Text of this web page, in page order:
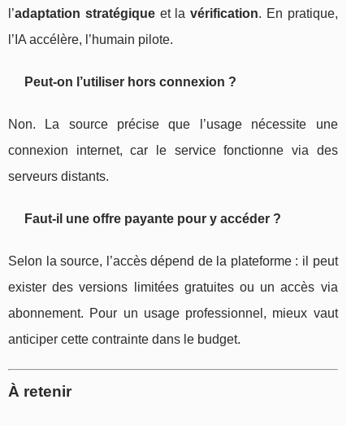
l’adaptation stratégiqueet lavérification. En pratique,
l’IA accélère, l’humain pilote.
Peut-on l’utiliser hors connexion ?
Non. La source précise que l’usage nécessite une
connexion internet, car le service fonctionne via des
serveurs distants.
Faut-il une offre payante pour y accéder ?
Selon la source, l’accès dépend de la plateforme : il peut
exister des versions limitées gratuites ou un accès via
abonnement. Pour un usage professionnel, mieux vaut
anticiper cette contrainte dans le budget.
À retenir